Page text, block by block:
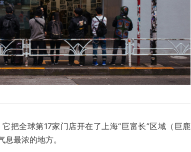
把全球第17家门店开在了上海“巨富长”区域（巨鹿
最浓的地方。